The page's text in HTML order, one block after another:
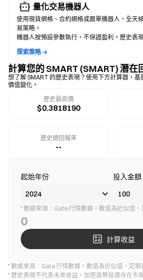
量化交易機器人
使用現貨網格、合約網格或跟單機器人，全天
易策略。
機器人按預設參數執行，不保證盈利。歷史表
探索策略 →
計算您的 SMART (SMART) 潛在
想了解 SMART 的歷史表現？使用下方計算器，
價值變化。
歷史最高價
$0.3818190
歷史總回報率
--
起始年份 投入金額
* 數據來源：Gate 行情數據。數值為近似值，
0
計算收益
* 數據來源：Gate 行情數據。數值為近似值，定期
* 歷史表現不代表未來收益。加密貨幣投資存在市